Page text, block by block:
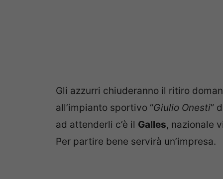
Gli azzurri chiuderanno il ritiro
all’impianto sportivo “Giulio Onesti”
ad attenderli c’è il Galles, nazionale
Per partire bene servirà un’impresa.